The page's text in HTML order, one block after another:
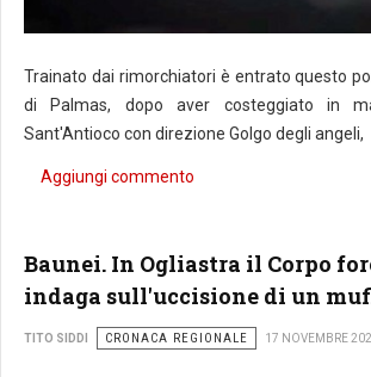
Trainato dai rimorchiatori è entrato questo
di Palmas, dopo aver costeggiato in
Sant'Antioco con direzione Golgo degli angeli,
Aggiungi commento
Baunei. In Ogliastra il Corpo
indaga sull'uccisione di un
TITO SIDDI CRONACA REGIONALE 17 NOVEMBRE